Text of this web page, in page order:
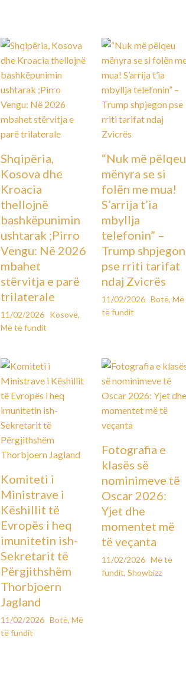
Shqipëria,
Kosova dhe
Kroacia
thellojnë
bashkëpunimin
ushtarak ;Pirro
Vengu: Në 2026
mbahet
stërvitja e parë
trilaterale
11/02/2026 Kosovë,
Më të fundit
“Nuk më pëlqeu
mënyra se si
folën me mua!
S’arrija t’ia
mbyllja
telefonin” –
Trump shpjegon
pse rriti tarifat
ndaj Zvicrës
11/02/2026 Botë,Më
të fundit
Komiteti i
Ministrave i
Këshillit të
Evropës i heq
imunitetin ish-
Sekretarit të
Përgjithshëm
Thorbjoern
Jagland
11/02/2026 Botë, Më
të fundit
Fotografia e
klasës së
nominimeve të
Oscar 2026:
Yjet dhe
momentet më
të veçanta
11/02/2026 Më të
fundit,Showbizz